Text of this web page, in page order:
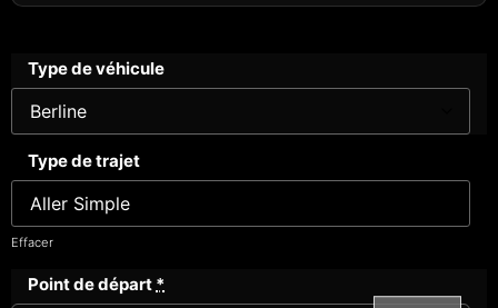
Type de véhicule
Type de trajet
Effacer
Point de départ *